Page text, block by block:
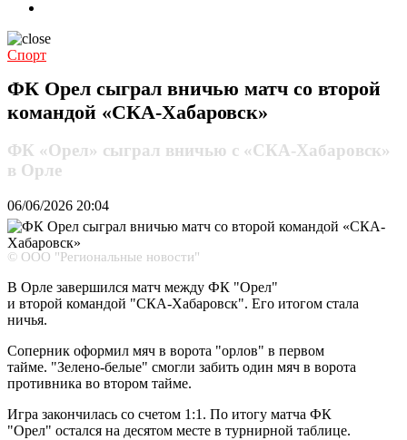
Спорт
ФК Орел сыграл вничью матч со второй
командой «СКА-Хабаровск»
ФК «Орел» сыграл вничью с «СКА-Хабаровск»
в Орле
06/06/2026 20:04
© ООО "Региональные новости"
В Орле завершился матч между ФК "Орел"
и второй командой "СКА-Хабаровск". Его итогом стала
ничья.
Соперник оформил мяч в ворота "орлов" в первом
тайме. "Зелено-белые" смогли забить один мяч в ворота
противника во втором тайме.
Игра закончилась со счетом 1:1. По итогу матча ФК
"Орел" остался на десятом месте в турнирной таблице.